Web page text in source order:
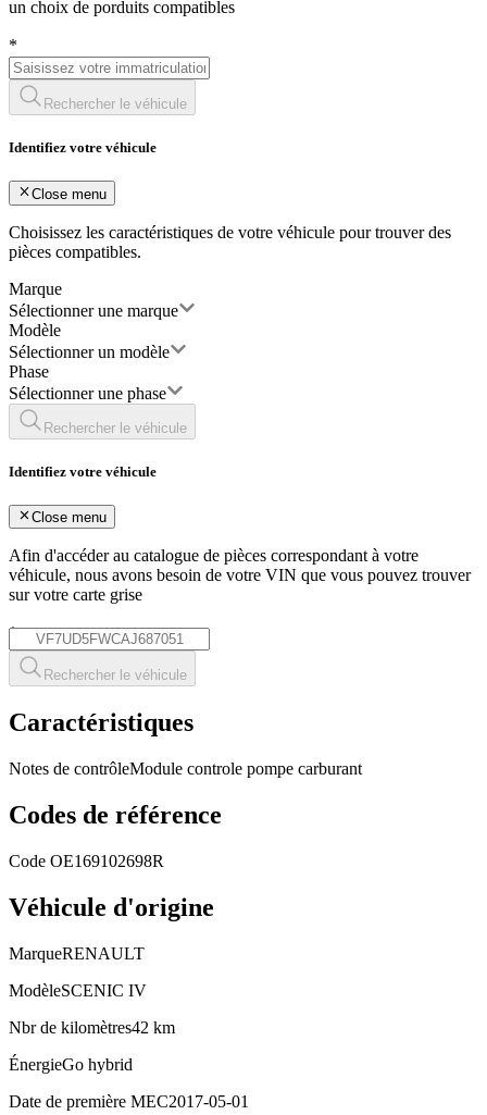
un choix de porduits compatibles
*
Rechercher le véhicule
Identifiez votre véhicule
Close menu
Choisissez les caractéristiques de votre véhicule pour trouver des
pièces compatibles.
Marque
Sélectionner une marque
Modèle
Sélectionner un modèle
Phase
Sélectionner une phase
Rechercher le véhicule
Identifiez votre véhicule
Close menu
Afin d'accéder au catalogue de pièces correspondant à votre
véhicule, nous avons besoin de votre VIN que vous pouvez trouver
sur votre carte grise
*
Rechercher le véhicule
Caractéristiques
Notes de contrôleModule controle pompe carburant
Codes de référence
Code OE169102698R
Véhicule d'origine
MarqueRENAULT
ModèleSCENIC IV
Nbr de kilomètres42 km
ÉnergieGo hybrid
Date de première MEC2017-05-01